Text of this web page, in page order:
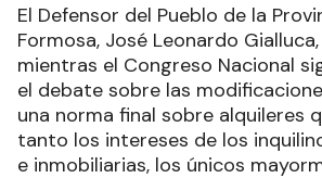
El Defensor del Pueblo de la
Formosa, José Leonardo
mientras el Congreso Nacional
el debate sobre las
una norma final sobre alquileres
tanto los intereses de los
e inmobiliarias, los únicos